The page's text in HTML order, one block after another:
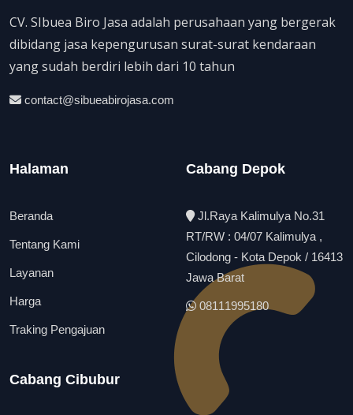
CV. SIbuea Biro Jasa adalah perusahaan yang bergerak
dibidang jasa kepengurusan surat-surat kendaraan
yang sudah berdiri lebih dari 10 tahun
contact@sibueabirojasa.com
Halaman
Beranda
Tentang Kami
Layanan
Harga
Traking Pengajuan
Cabang Depok
Jl.Raya Kalimulya No.31
RT/RW : 04/07 Kalimulya ,
Cilodong - Kota Depok / 16413
Jawa Barat
08111995180
Cabang Cibubur